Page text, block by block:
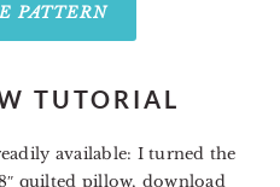
PATTERN
TUTORIAL
available: I turned the
quilted pillow, download